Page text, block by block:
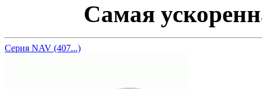
Самая
Серия NAV (407...)